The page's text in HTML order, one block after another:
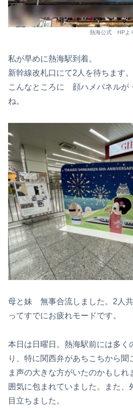
熱海公式 HPよ
私が早めに熱海駅到着。
新幹線改札口にて2人を待ちます。
こんなところに 顔ハメパネルが
ね。
母と妹 無事合流しました。2人
ってすでにお疲れモードです。
本日は日曜日。熱海駅前には多く
り、特に関西弁があちこちから聞
ま声の大きな方がいたのかもしれ
囲気に包まれていました。また、
目立ちました。